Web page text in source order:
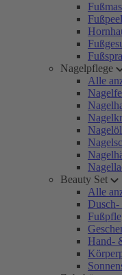
Nagelpflege
Alle
Beauty Set
Alle
Dusch-
Hand-